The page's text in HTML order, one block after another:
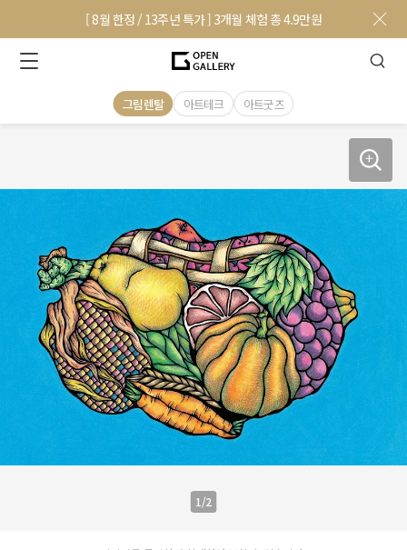
[ 8월 한정 / 13주년 특가 ] 3개월 체험 총 4.9만원
그림렌탈 아트테크 아트굿즈
1/2